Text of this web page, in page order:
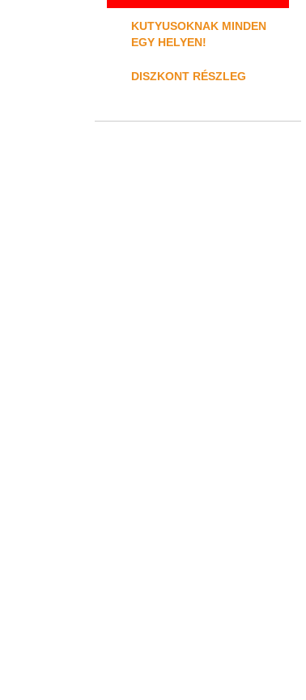
KUTYUSOKNAK MINDEN
EGY HELYEN!
DISZKONT RÉSZLEG